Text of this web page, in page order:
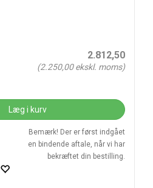
2.812,50
(2.250,00ekskl. moms)
Læg i kurv
Bemærk! Der er først indgået
en bindende aftale, når vi har
bekræftet din bestilling.